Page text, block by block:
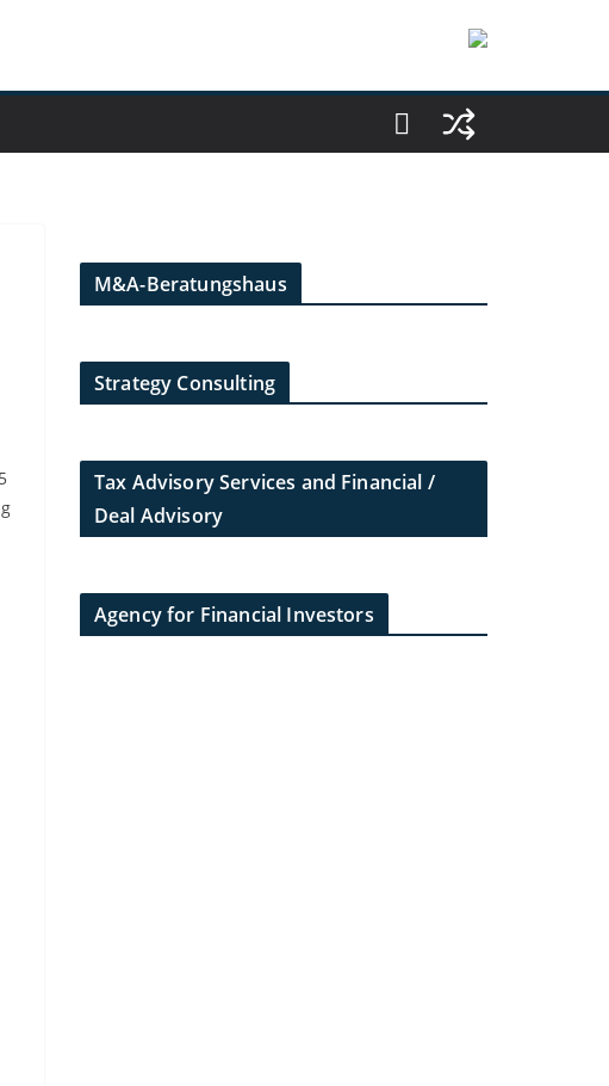
M&A-Beratungshaus
Strategy Consulting
Tax Advisory Services and Financial /
Deal Advisory
Agency for Financial Investors